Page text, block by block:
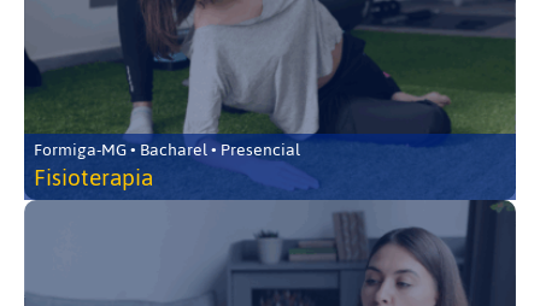
Formiga-MG • Bacharel • Presencial
Fisioterapia